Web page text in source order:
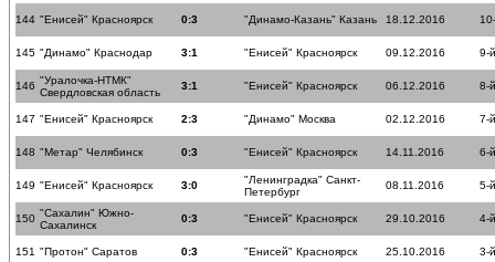
144 "Енисей" Красноярск 0:3 "Динамо-Казань" Казань 18.12.2016
145 "Динамо" Краснодар 3:1 "Енисей" Красноярск 09.12.2016 9-
146 "Уралочка-НТМК"
Свердловская область
3:1 "Енисей" Красноярск 06.12.2016 8-
147 "Енисей" Красноярск 2:3 "Динамо" Москва 02.12.2016 7-
148 "Метар" Челябинск 0:3 "Енисей" Красноярск 14.11.2016 6-
149 "Енисей" Красноярск 3:0
"Ленинградка" Санкт-
Петербург
08.11.2016 5-
150 "Сахалин" Южно-
Сахалинск
0:3 "Енисей" Красноярск 29.10.2016 4-
151 "Протон" Саратов 0:3 "Енисей" Красноярск 25.10.2016 3-